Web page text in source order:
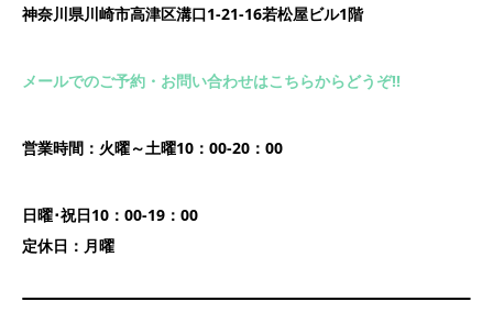
神奈川県川崎市高津区溝口1-21-16若松屋ビル1階
メールでのご予約・お問い合わせはこちらからどうぞ!!
営業時間：火曜～土曜10：00-20：00
日曜･祝日10：00-19：00
定休日：月曜